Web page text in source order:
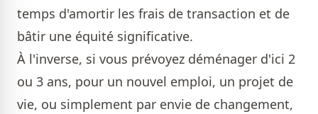
temps d'amortir les frais de transaction et de
bâtir une équité significative.
À l'inverse, si vous prévoyez déménager d'ici 2
ou 3 ans, pour un nouvel emploi, un projet de
vie, ou simplement par envie de changement,